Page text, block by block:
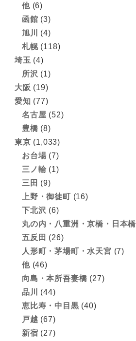
他(6)
函館 (3)
旭川
(4)
札幌(118)
埼玉 (4)
所沢 (1)
大阪 (19)
愛知 (77)
名古屋 (52)
豊橋 (8)
東京 (1,033)
お台場 (7)
三ノ輪 (1)
三田 (9)
上野・御徒町 (16)
下北沢 (6)
丸の内・八重洲・京橋・日本橋
五反田 (26)
人形町・茅場町・水天宮 (7)
他(46)
向島・本所吾妻橋 (27)
品川
(44)
恵比寿・中目黒 (40)
戸越 (67)
新宿 (27)